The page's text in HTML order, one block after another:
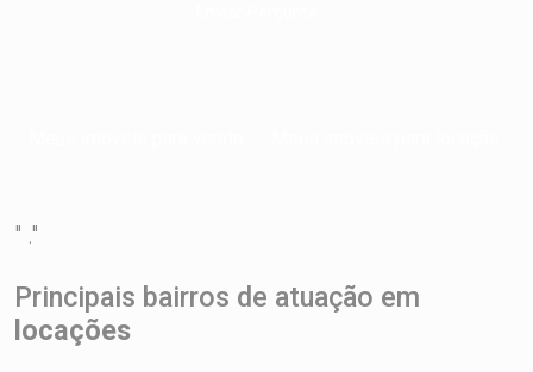
" ."
Principais bairros de atuação em
locações